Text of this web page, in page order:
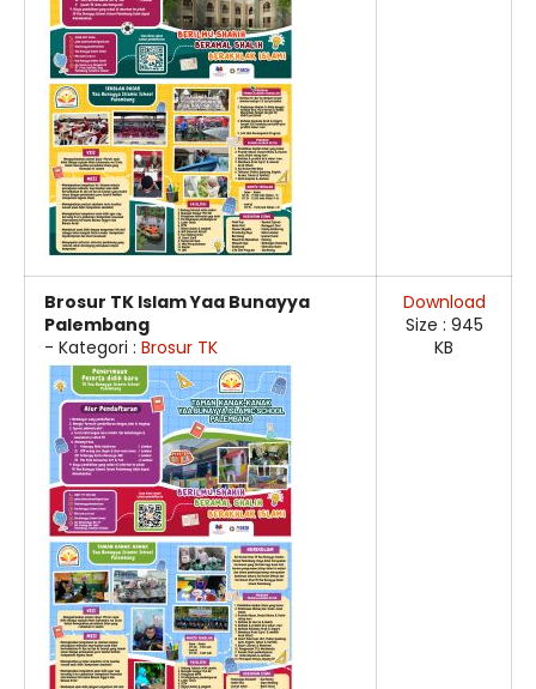
Brosur TK Islam Yaa Bunayya
Palembang
- Kategori : Brosur TK
Download
Size : 945
KB